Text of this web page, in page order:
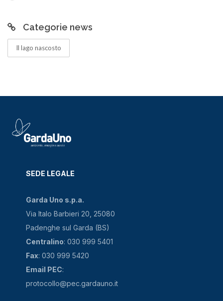
Categorie news
Il lago nascosto
SEDE LEGALE
Garda Uno s.p.a.
Via Italo Barbieri 20, 25080
Padenghe sul Garda (BS)
Centralino: 030 999 5401
Fax: 030 999 5420
Email PEC:
protocollo@pec.gardauno.it